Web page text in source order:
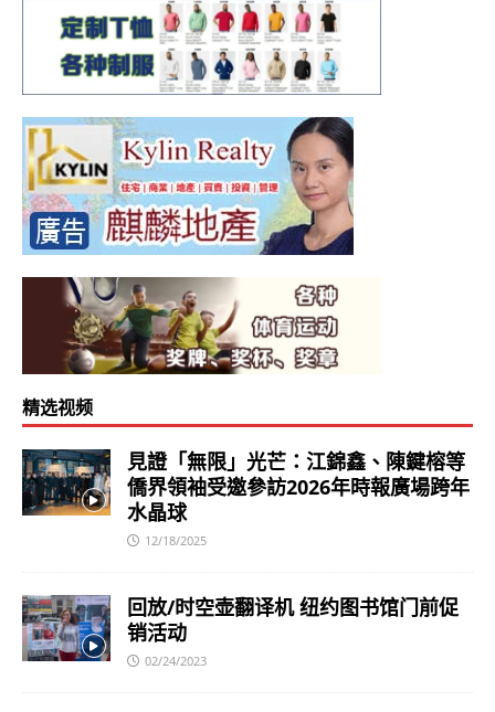
精选视频
見證「無限」光芒：江錦鑫、陳鍵榕等
僑界領袖受邀參訪2026年時報廣場跨年
水晶球
12/18/2025
回放/时空壶翻译机 纽约图书馆门前促
销活动
02/24/2023